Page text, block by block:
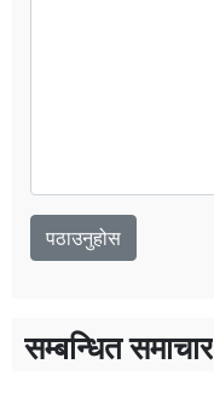
सम्बन्धित समाचार